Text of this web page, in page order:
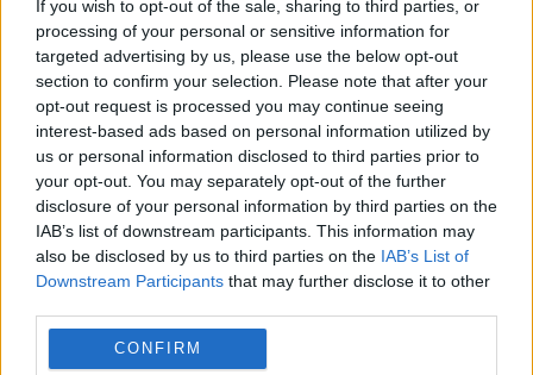
If you wish to opt-out of the sale, sharing to third parties, or
processing of your personal or sensitive information for
targeted advertising by us, please use the below opt-out
section to confirm your selection. Please note that after your
opt-out request is processed you may continue seeing
interest-based ads based on personal information utilized by
us or personal information disclosed to third parties prior to
your opt-out. You may separately opt-out of the further
disclosure of your personal information by third parties on the
IAB’s list of downstream participants. This information may
also be disclosed by us to third parties on the IAB’s List of
Downstream Participants that may further disclose it to other
CONFIRM
κύτταρα μακριά από τον σχηματισμό ουλής και στη
συνέχειαδίνεις τα σήματα που τους λένε τι
πρέπει να δημιουργήσουν».
Σε αντίθεση με τις τυπικές προσεγγίσεις
αναγέννησης που χρησιμοποιούν εξωτερικά
βλαστοκύτταρα, αυτή η νέα διαδικασία
χρησιμοποιείτα τοπικά διαθέσιμα κύτταρα.
Όπως είπε ο Muneoka, «είναι ήδη εκεί —απλώς
πρέπει να μάθεις πώς να τα κάνεις να
συμπεριφέρονται όπως θέλεις».
η διαδικασία δεν είναι τέλεια